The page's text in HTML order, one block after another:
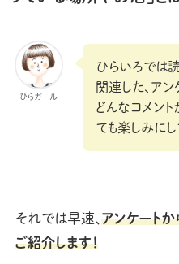
ひらガール
ひらいろでは
関連した、アン
どんなコメン
ても楽しみに
それでは早速、 アンケート
ご紹介します！